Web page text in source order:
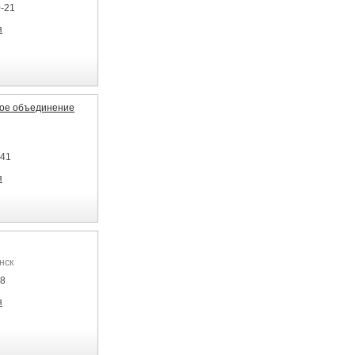
21
объединение